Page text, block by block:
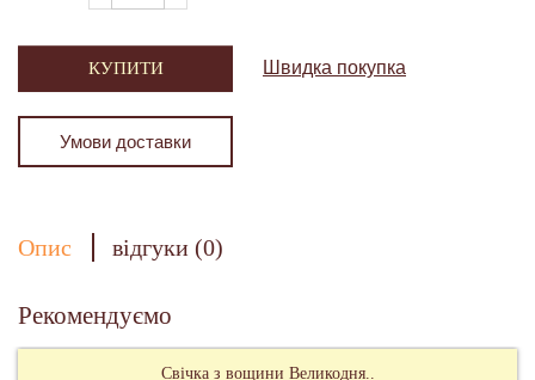
КУПИТИ Швидка покупка
Умови доставки
Опис відгуки (0)
Рекомендуємо
Свічка з вощини Великодня..